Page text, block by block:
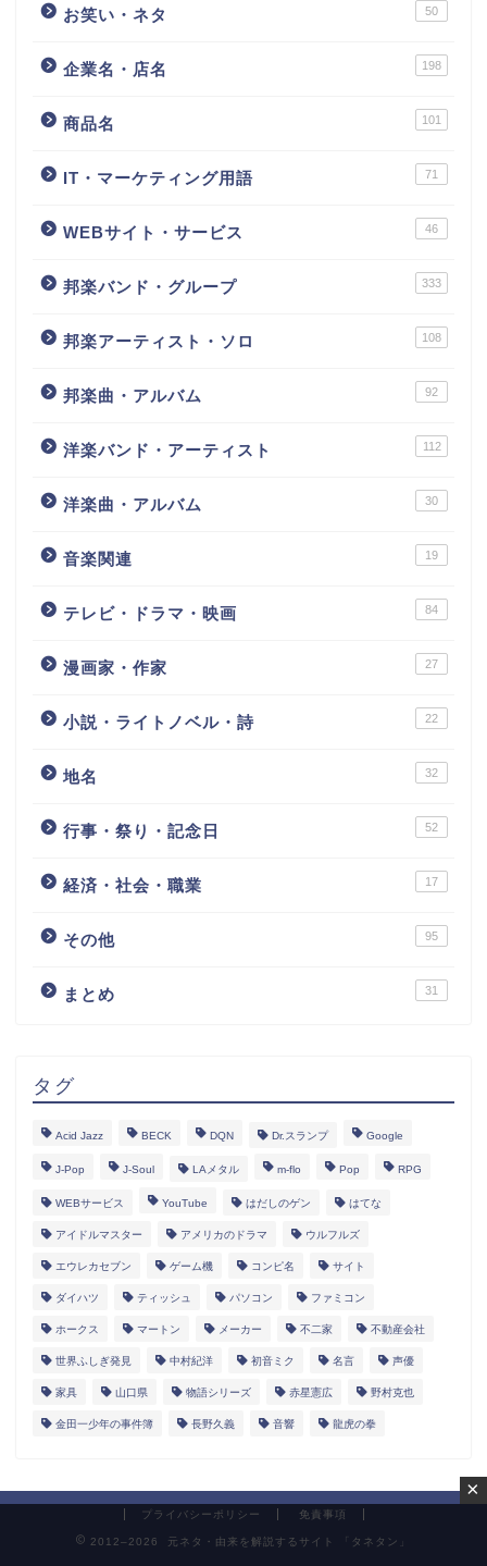
お笑い・ネタ 50
企業名・店名 198
商品名 101
IT・マーケティング用語 71
WEBサイト・サービス 46
邦楽バンド・グループ 333
邦楽アーティスト・ソロ 108
邦楽曲・アルバム 92
洋楽バンド・アーティスト 112
洋楽曲・アルバム 30
音楽関連 19
テレビ・ドラマ・映画 84
漫画家・作家 27
小説・ライトノベル・詩 22
地名 32
行事・祭り・記念日 52
経済・社会・職業 17
その他 95
まとめ 31
タグ
Acid Jazz BECK DQN Dr.スランプ Google
J-Pop J-Soul LAメタル m-flo Pop RPG
WEBサービス YouTube はだしのゲン はてな
アイドルマスター アメリカのドラマ ウルフルズ
エウレカセブン ゲーム機 コンピ名 サイト
ダイハツ ティッシュ パソコン ファミコン
ホークス マートン メーカー 不二家 不動産会社
世界ふしぎ発見 中村紀洋 初音ミク 名言 声優
家具 山口県 物語シリーズ 赤星憲広 野村克也
金田一少年の事件簿 長野久義 音響 龍虎の拳
プライバシーポリシー 免責事項
2012–2026 元ネタ・由来を解説するサイト 「タネタン」
×